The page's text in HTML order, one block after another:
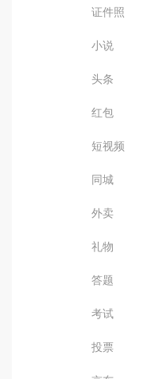
证件照
小说
头条
红包
短视频
同城
外卖
礼物
答题
考试
投票